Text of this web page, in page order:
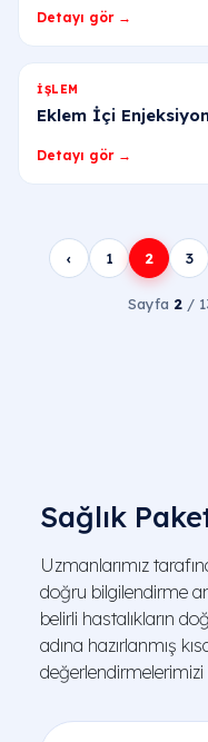
Detayı gör →
İŞLEM
Eklem İçi
Detayı gör →
‹ 1 2 3
Sayfa 2 /
Sağlık
Uzmanlarımız
doğru bilgilendirme
belirli hastalıkların
adına hazırlanmış
değerlendirmelerimizi